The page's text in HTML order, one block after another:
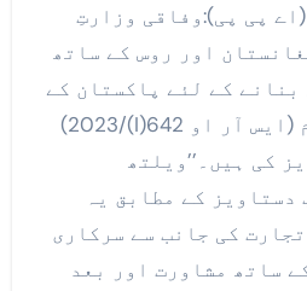
اور روس کے ساتھ
بنانے کے لئے پاکستان کے
بارٹر ٹریڈ میکانزم (ایس آر او 642(I)/2023)
کی ہیں۔’’ویلتھ
دستاویز کے مطابق یہ
کی جانب سے سرکاری
ساتھ مشاورت اور بعد